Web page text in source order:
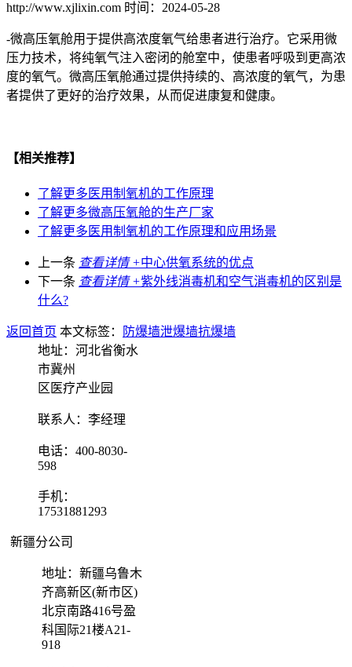
http://www.xjlixin.com 时间：2024-05-28
-微高压氧舱用于提供高浓度氧气给患者进行治疗。它采用微
压力技术，将纯氧气注入密闭的舱室中，使患者呼吸到更高浓
度的氧气。微高压氧舱通过提供持续的、高浓度的氧气，为患
者提供了更好的治疗效果，从而促进康复和健康。
【相关推荐】
了解更多 医用制氧机的工作原理
了解更多微高压氧舱的生产厂家
了解更多 医用制氧机的工作原理和应用场景
上一条 查看详情 +中心供氧系统的优点
下一条 查看详情 +紫外线消毒机和空气消毒机的区别是
什么?
返回首页 本文标签： 防爆墙泄爆墙抗爆墙
地址：河北省衡水
市冀州
区医疗产业园
联系人：李经理
电话：400-8030-
598
手机：
17531881293
新疆分公司
地址：新疆乌鲁木
齐高新区(新市区)
北京南路416号盈
科国际21楼A21-
918